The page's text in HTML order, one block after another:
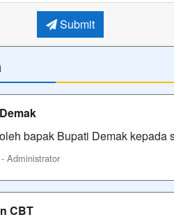
Submit
bapak Bupati Demak
Administrator
CBT